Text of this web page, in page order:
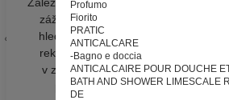
Profumo
Fiorito
PRATIC
ANTICALCARE
-Bagno e doccia
ANTICALCAIRE POUR DOUCHE
BATH AND SHOWER LIMESCALE
DE
zážitkem. Abyste na našich
hledáte, ušetřili spoustu klikání a
reklamy na věci, které vás
v zobrazení na které jste zvyklí a
přihlašovat. Proto od vás